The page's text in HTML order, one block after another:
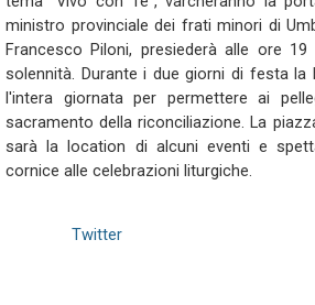
ministro provinciale dei frati minori di
Francesco Piloni, presiederà alle ore
solennità. Durante i due giorni di festa la
l'intera giornata per permettere ai
sacramento della riconciliazione. La
sarà la location di alcuni eventi e
cornice alle celebrazioni liturgiche.
Twitter